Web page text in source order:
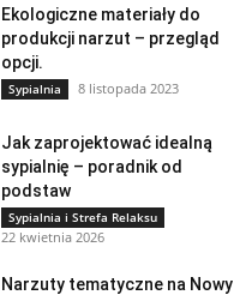
Ekologiczne materiały do
produkcji narzut – przegląd
opcji.
Sypialnia 8 listopada 2023
Jak zaprojektować idealną
sypialnię – poradnik od
podstaw
Sypialnia i Strefa Relaksu
22 kwietnia 2026
Narzuty tematyczne na Nowy